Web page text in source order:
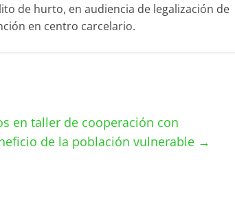
de hurto, en audiencia de legalización de
en centro carcelario.
en taller de cooperación con
de la población vulnerable →